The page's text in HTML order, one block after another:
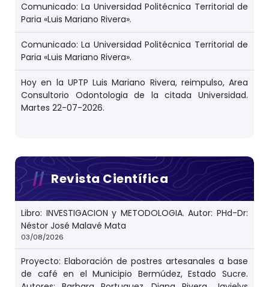
Comunicado: La Universidad Politécnica Territorial de
Paria «Luis Mariano Rivera».
Comunicado: La Universidad Politécnica Territorial de
Paria «Luis Mariano Rivera».
Hoy en la UPTP Luis Mariano Rivera, reimpulso, Area
Consultorio Odontologia de la citada Universidad.
Martes 22-07-2026.
Revista Científica
Libro: INVESTIGACION y METODOLOGIA. Autor: PHd-Dr:
Néstor José Malavé Mata
03/08/2026
Proyecto: Elaboración de postres artesanales a base
de café en el Municipio Bermúdez, Estado Sucre.